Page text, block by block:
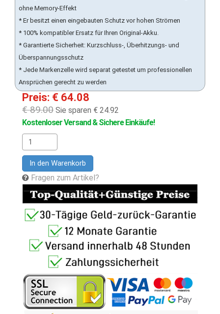
ohne Memory-Effekt
* Er besitzt einen eingebauten Schutz vor hohen Strömen
* 100% kompatibler Ersatz für Ihren Original-Akku.
* Garantierte Sicherheit: Kurzschluss-, Überhitzungs- und
Überspannungsschutz
* Jede Markenzelle wird separat getestet um professionellen
Ansprüchen gerecht zu werden
Preis: € 64.08
€ 89.00 Sie sparen € 24.92
Kostenloser Versand & Sichere Einkäufe!
In den Warenkorb
Fragen zum Artikel?